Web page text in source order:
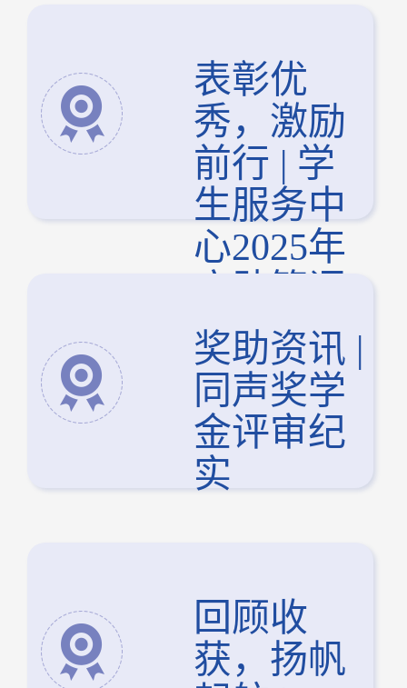
表彰优
秀，激励
前行 | 学
生服务中
心2025年
优大会顺
利举行
奖助资讯 |
同声奖学
金评审纪
实
回顾收
获，扬帆